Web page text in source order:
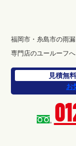
福岡市・糸島市の雨
専門店のユールーフ
見積無料
お